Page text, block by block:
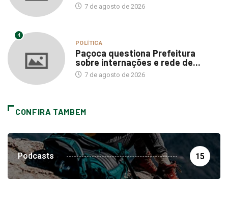
7 de agosto de 2026
4
POLÍTICA
Paçoca questiona Prefeitura
sobre internações e rede de...
7 de agosto de 2026
CONFIRA TAMBEM
Podcasts 15